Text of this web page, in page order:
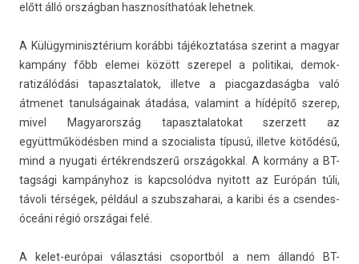
előtt álló országban hasznosít­hatóak lehet­nek.
A Külügyminisztérium korábbi tájékoz­tatása szerint a magyar
kampány főbb elemei között szerepel a politikai, de­mok­
ratizálódási tapasztalatok, il­let­ve a piac­gazdaság­ba való
átmenet tanul­ságainak átadása, valamint a hídépítő szerep,
mivel Magyarország tapasztalatokat szer­zett az
együttműködésben mind a szocialis­ta típusú, il­let­ve kötődésű,
mind a nyugati érték­rendsz­erű országokk­al. A kormány a BT-
tagsági kampányhoz is kapcsolód­va nyitott az Európán túli,
távoli térségek, például a szubszaharai, a karibi és a csendes-
óceáni régió országai felé.
A kelet-európai választási csoportból a nem állandó BT-